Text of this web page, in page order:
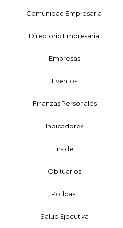
Comunidad Empresarial
Directorio Empresarial
Empresas
Eventos
Finanzas Personales
Indicadores
Inside
Obituarios
Podcast
Salud Ejecutiva